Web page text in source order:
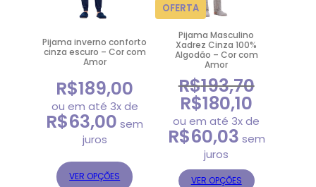
Pijama inverno conforto
cinza escuro – Cor com
Amor
R$189,00
ou em até 3x de
R$63,00 sem
juros
VER OPÇÕES
OFERTAPRODUTO
EM
PROMOÇÃO
Pijama Masculino
Xadrez Cinza 100%
Algodão – Cor com
Amor
R$193,70
O
preço
original
era:
R$193,70.
R$180,10
preço
atual
ou em até 3x de
R$60,03 sem
juros
VER OPÇÕES